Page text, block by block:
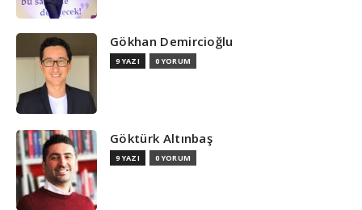
Gökhan Demircioğlu
9 YAZI 0 YORUM
Göktürk Altınbaş
9 YAZI 0 YORUM